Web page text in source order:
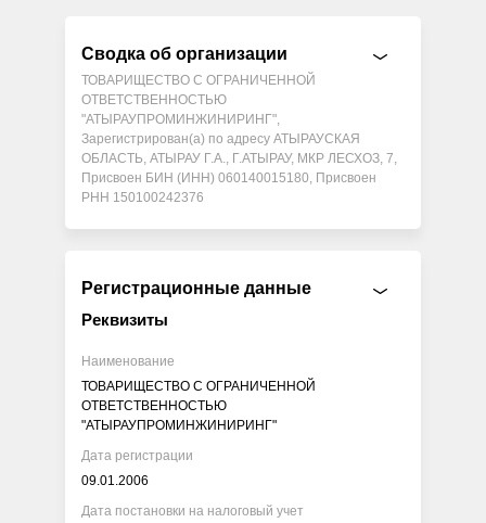
Сводка об организации
ТОВАРИЩЕСТВО С ОГРАНИЧЕННОЙ
ОТВЕТСТВЕННОСТЬЮ
"АТЫРАУПРОМИНЖИНИРИНГ",
Зарегистрирован(а) по адресу АТЫРАУСКАЯ
ОБЛАСТЬ, АТЫРАУ Г.А., Г.АТЫРАУ, МКР ЛЕСХОЗ, 7,
Присвоен БИН (ИНН) 060140015180, Присвоен
РНН 150100242376
Регистрационные данные
Реквизиты
Наименование
ТОВАРИЩЕСТВО С ОГРАНИЧЕННОЙ
ОТВЕТСТВЕННОСТЬЮ
"АТЫРАУПРОМИНЖИНИРИНГ"
Дата регистрации
09.01.2006
Дата постановки на налоговый учет